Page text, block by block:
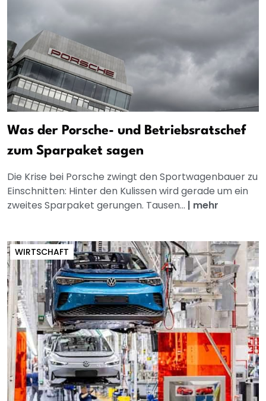
Was der Porsche- und Betriebsratschef
zum Sparpaket sagen
Die Krise bei Porsche zwingt den Sportwagenbauer zu
Einschnitten: Hinter den Kulissen wird gerade um ein
zweites Sparpaket gerungen. Tausen... | mehr
WIRTSCHAFT